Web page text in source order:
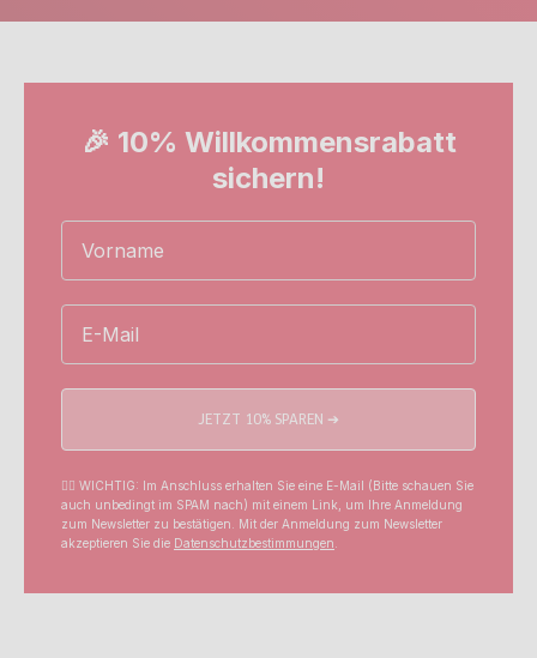
🎉 10% Willkommensrabatt
sichern!
Name
Email
JETZT 10% SPAREN ➔
☝🏼 WICHTIG: Im Anschluss erhalten Sie eine E-Mail (Bitte schauen Sie
auch unbedingt im SPAM nach) mit einem Link, um Ihre Anmeldung
zum Newsletter zu bestätigen. Mit der Anmeldung zum Newsletter
akzeptieren Sie die Datenschutzbestimmungen